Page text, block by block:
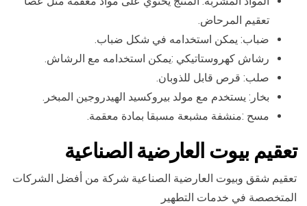
تعقيم المرحاض.
ضباب: يمكن استخدامه في شكل ضباب.
رشاش كهروستاتيكي :يمكن استخدامه مع الرشاش.
صلب: قرص قابل للذوبان.
بخار: يستخدم مع مولد بيروكسيد الهيدروجين المبخر.
مسح :منشفة مشبعة مسبقا بمادة معقمة.
تعقيم بيوت العارضية الصناعية
تعقيم شقق وبيوت العارضية الصناعية شركة من أفضل الشركات
المتخصصة في خدمات التطهير